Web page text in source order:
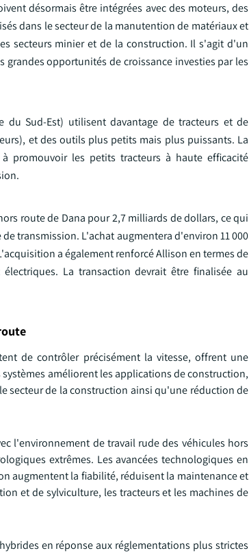
désormais être intégrées avec des moteurs, des
dans le secteur de la manutention de matériaux et
secteurs minier et de la construction. Il s'agit d'un
opportunités de croissance investies par les
du Sud-Est) utilisent davantage de tracteurs et de
et des outils plus petits mais plus puissants. La
les petits tracteurs à haute efficacité
route de Dana pour 2,7 milliards de dollars, ce qui
transmission. L'achat augmentera d'environ 11 000
a également renforcé Allison en termes de
La transaction devrait être finalisée au
de contrôler précisément la vitesse, offrent une
améliorent les applications de construction,
secteur de la construction ainsi qu'une réduction de
l'environnement de travail rude des véhicules hors
extrêmes. Les avancées technologiques en
augmentent la fiabilité, réduisent la maintenance et
et de sylviculture, les tracteurs et les machines de
en réponse aux réglementations plus strictes